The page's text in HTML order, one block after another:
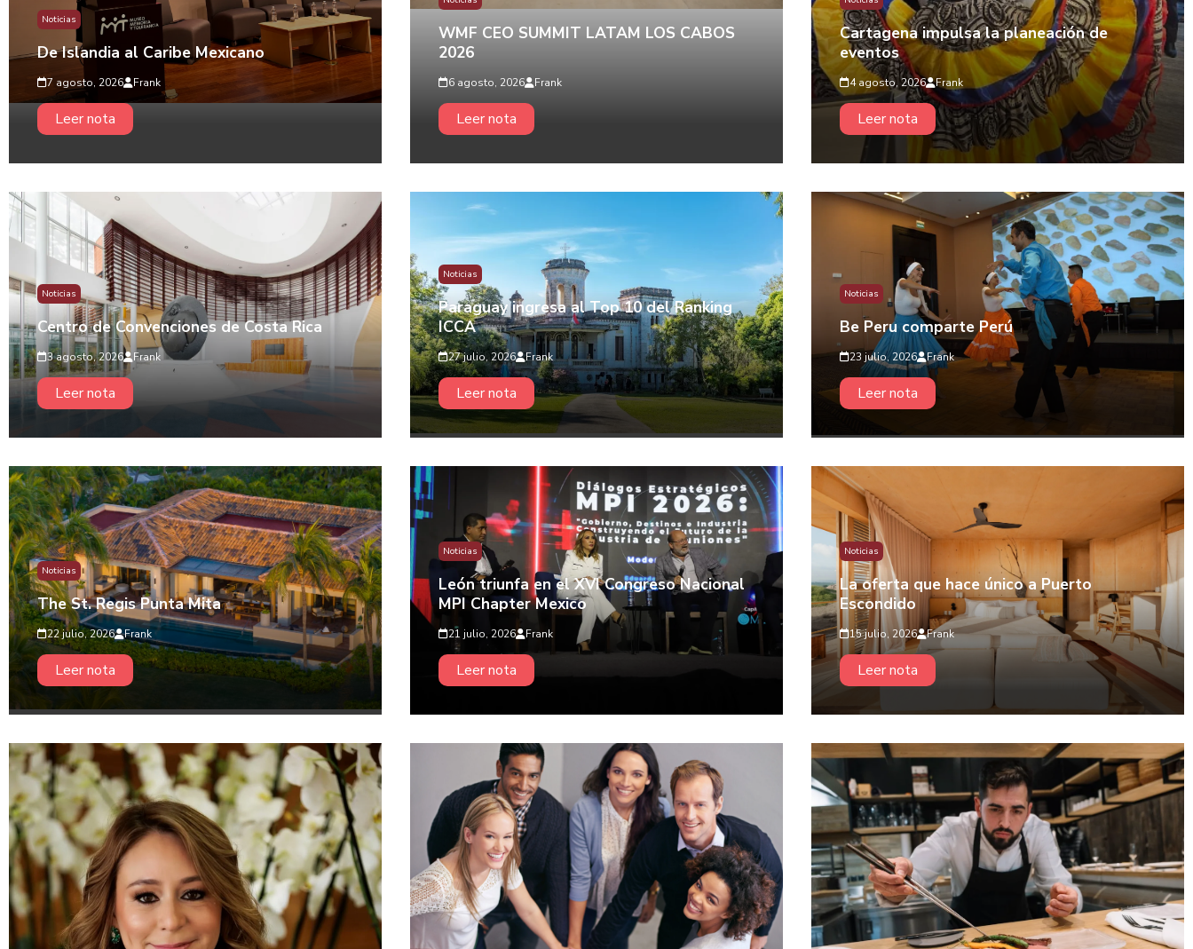
Noticias
De Islandia al Caribe Mexicano
7 agosto, 2026 Frank
Leer nota
WMF CEO SUMMIT LATAM LOS CABOS
2026
6 agosto, 2026 Frank
Leer nota
Cartagena impulsa la planeación de
eventos
4 agosto, 2026 Frank
Leer nota
Noticias
Centro de Convenciones de Costa Rica
3 agosto, 2026 Frank
Leer nota
Noticias
Paraguay ingresa al Top 10 del Ranking
ICCA
27 julio, 2026 Frank
Leer nota
Noticias
Be Peru comparte Perú
23 julio, 2026 Frank
Leer nota
Noticias
The St. Regis Punta Mita
22 julio, 2026 Frank
Leer nota
Noticias
León triunfa en el XVI Congreso Nacional
MPI Chapter Mexico
21 julio, 2026 Frank
Leer nota
Noticias
La oferta que hace único a Puerto
Escondido
15 julio, 2026 Frank
Leer nota